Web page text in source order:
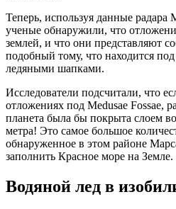
Теперь, используя данные
ученые обнаружили, что
землей, и что они представляют
подобный тому, что находится
ледяными шапками.
Исследователи подсчитали, что
отложениях под Medusae Fossae,
планета была бы покрыта слоем
метра! Это самое большое
обнаруженное в этом районе
заполнить Красное море на Земле.
Водяной лед в